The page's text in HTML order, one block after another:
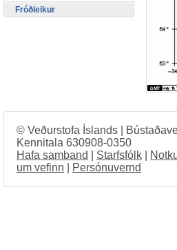
Fróðleikur
© Veðurstofa Íslands |
Kennitala 630908-0350
Hafa samband
Starfsfólk
um vefinn
Persónuvernd